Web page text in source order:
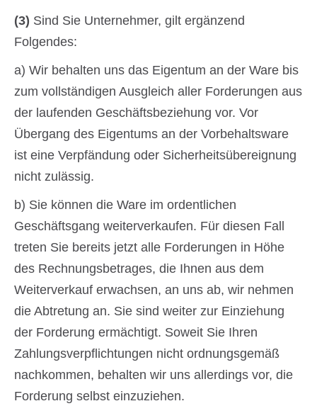
(3) Sind Sie Unternehmer, gilt ergänzend
Folgendes:
a) Wir behalten uns das Eigentum an der Ware bis
zum vollständigen Ausgleich aller Forderungen aus
der laufenden Geschäftsbeziehung vor. Vor
Übergang des Eigentums an der Vorbehaltsware
ist eine Verpfändung oder Sicherheitsübereignung
nicht zulässig.
b) Sie können die Ware im ordentlichen
Geschäftsgang weiterverkaufen. Für diesen Fall
treten Sie bereits jetzt alle Forderungen in Höhe
des Rechnungsbetrages, die Ihnen aus dem
Weiterverkauf erwachsen, an uns ab, wir nehmen
die Abtretung an. Sie sind weiter zur Einziehung
der Forderung ermächtigt. Soweit Sie Ihren
Zahlungsverpflichtungen nicht ordnungsgemäß
nachkommen, behalten wir uns allerdings vor, die
Forderung selbst einzuziehen.